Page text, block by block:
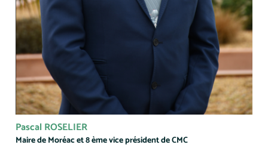
Pascal ROSELIER
Maire de Moréac et 8 ème vice président de CMC